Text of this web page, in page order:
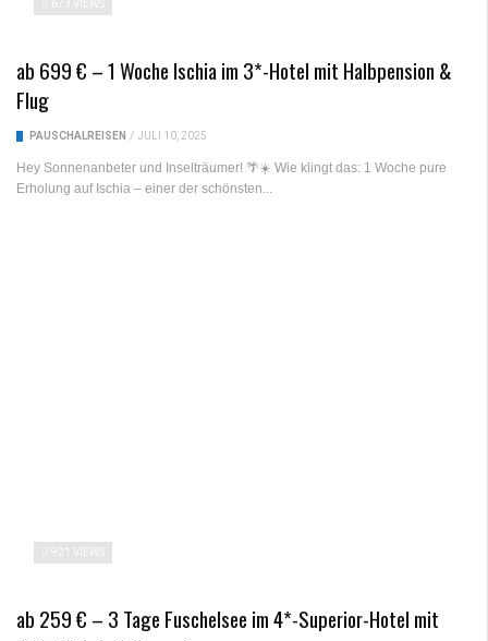
673 VIEWS
ab 699 € – 1 Woche Ischia im 3*-Hotel mit Halbpension &
Flug
PAUSCHALREISEN / JULI 10, 2025
Hey Sonnenanbeter und Inselträumer! 🌴☀️ Wie klingt das: 1 Woche pure
Erholung auf Ischia – einer der schönsten...
921 VIEWS
ab 259 € – 3 Tage Fuschelsee im 4*-Superior-Hotel mit